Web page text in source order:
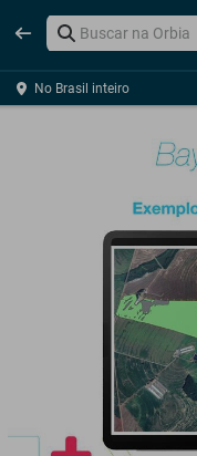
No Brasil inteiro